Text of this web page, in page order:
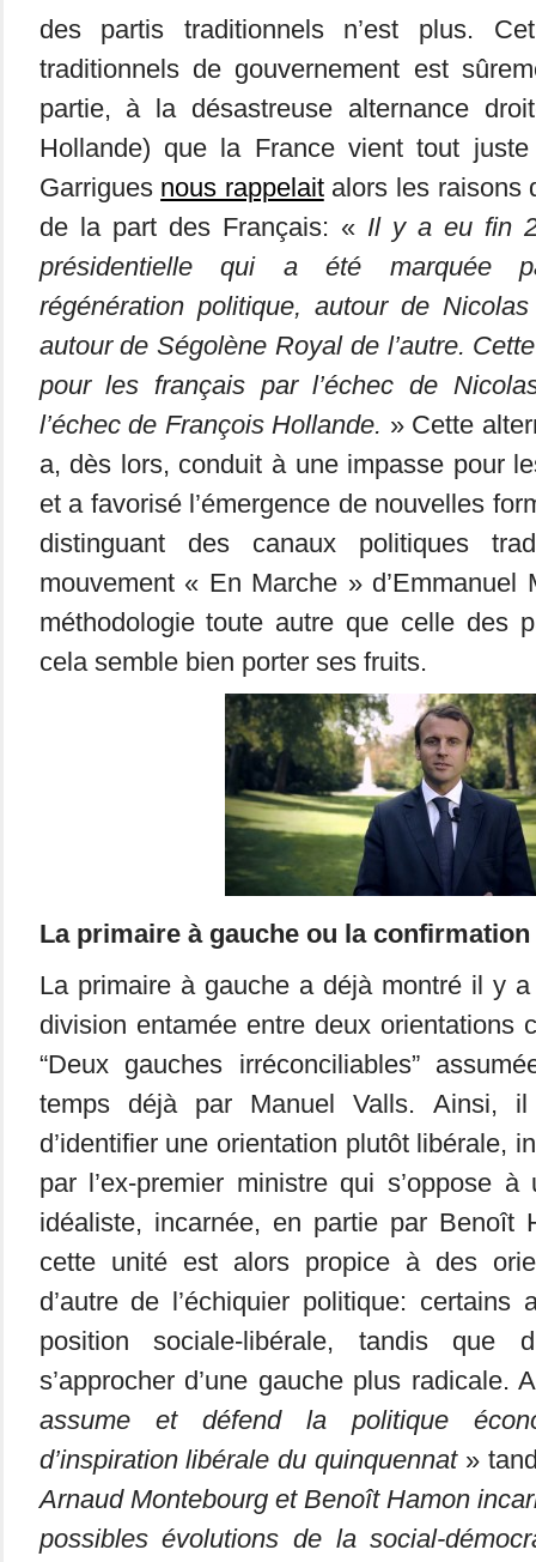
des partis traditionnels n’est plus.
traditionnels de gouvernement est
partie, à la désastreuse alternance
Hollande) que la France vient tout
Garrigues nous rappelaitalors les raisons
de la part des Français: « Il y a eu fin
présidentielle qui a été marquée
régénération politique, autour de
autour de Ségolène Royal de l’autre.
pour les français par l’échec de
l’échec de François Hollande. » Cette
a, dès lors, conduit à une impasse pour
et a favorisé l’émergence de nouvelles
distinguant des canaux politiques
mouvement « En Marche » d’Emmanuel
méthodologie toute autre que celle des
cela semble bien porter ses fruits.
La primaire à gauche ou la confirmation
La primaire à gauche a déjà montré il y
division entamée entre deux orientations
“Deux gauches irréconciliables”
temps déjà par Manuel Valls. Ainsi,
d’identifier une orientation plutôt libérale,
par l’ex-premier ministre qui s’oppose
idéaliste, incarnée, en partie par Benoît
cette unité est alors propice à des
d’autre de l’échiquier politique: certains
position sociale-libérale, tandis que
s’approcher d’une gauche plus radicale.
assume et défend la politique
d’inspiration libérale du quinquennat»
Arnaud Montebourg et Benoît Hamon
possibles évolutions de la social-